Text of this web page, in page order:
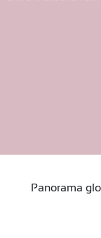
Panorama